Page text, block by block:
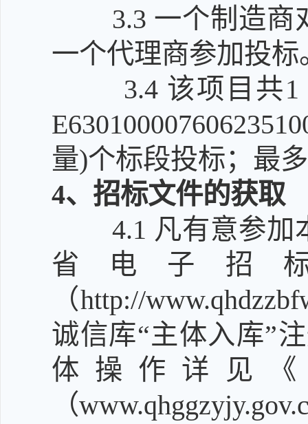
3.3 一个制造商
一个代理商参加投标
3.4 该项目共
量)个标段投标；最
4、招标文件的获取
4.1 凡有意参加
省电子招
（http://
诚信库“主体入库”
体操作详见
（